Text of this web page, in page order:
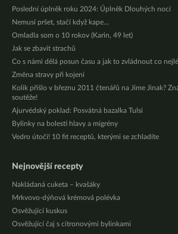
Poslední úplněk roku 2024: Úplněk Dlouhých nocí
Nemusí pršet, stačí když kape…
Omladla som o 10 rokov (Karin, 49 let)
Jak se zbavit strachů
Co s námi dělá posun času a jak to zvládnout co
Změna stravy při kojení
Kolik přišlo v březnu 2011 čtenářů na Jíme Jinak?
soutěže!
Ajurvédský poklad: Posvátná bazalka Tulsi
Bylinky na bolesti hlavy a migrény
Vedro útočí! 10 fit receptů, kterými se zchladíte
Nejnovější recepty
Nakládaná cuketa – kvašáky
Mrkvovo-dýňová krémová polévka
Osvěžující kuskus
Osvěžující čaj s citronovými bylinkami